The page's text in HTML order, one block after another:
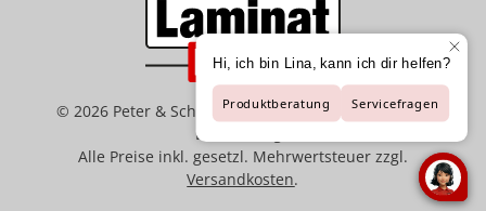
©2026 Peter & Schaffart GmbH | Der Spezialist für
Bodenbeläge
Alle Preise inkl. gesetzl. Mehrwertsteuer zzgl.
Versandkosten.